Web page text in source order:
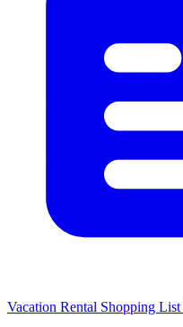
Vacation Rental Shopping List